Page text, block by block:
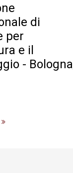
di
per
e il
-